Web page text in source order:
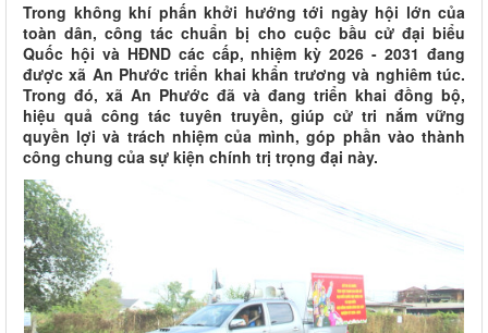
Trong không khí phấn khởi hướng tới ngày hội lớn của
toàn dân, công tác chuẩn bị cho cuộc bầu cử đại biểu
Quốc hội và HĐND các cấp, nhiệm kỳ 2026 - 2031 đang
được xã An Phước triển khai khẩn trương và nghiêm túc.
Trong đó, xã An Phước đã và đang triển khai đồng bộ,
hiệu quả công tác tuyên truyền, giúp cử tri nắm vững
quyền lợi và trách nhiệm của mình, góp phần vào thành
công chung của sự kiện chính trị trọng đại này.